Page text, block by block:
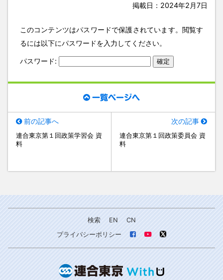
掲載日：2024年2月7日
このコンテンツはパスワードで保護されています。閲覧す
るには以下にパスワードを入力してください。
パスワード:
一覧ページへ
前の記事へ
連合東京第１回政策学習会 資
料
次の記事
連合東京第１回政策委員会 資
料
検索 EN
CN
プライバシーポリシー